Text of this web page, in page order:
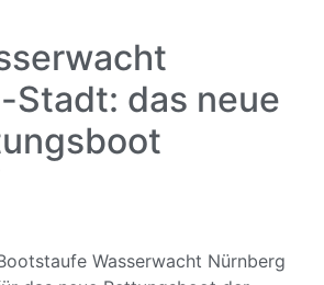
Stadt: das neue
Wasserwacht Nürnberg